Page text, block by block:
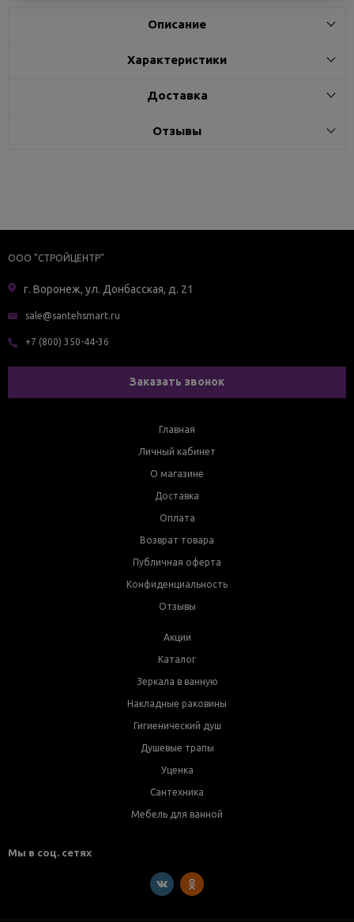
Описание
Характеристики
Доставка
Отзывы
ООО "СТРОЙЦЕНТР"
г. Воронеж, ул. Донбасская, д. 21
sale@santehsmart.ru
+7 (800) 350-44-36
Заказать звонок
Главная
Личный кабинет
О магазине
Доставка
Оплата
Возврат товара
Публичная оферта
Конфиденциальность
Отзывы
Акции
Каталог
Зеркала в ванную
Накладные раковины
Гигиенический душ
Душевые трапы
Уценка
Сантехника
Мебель для ванной
Мы в соц. сетях